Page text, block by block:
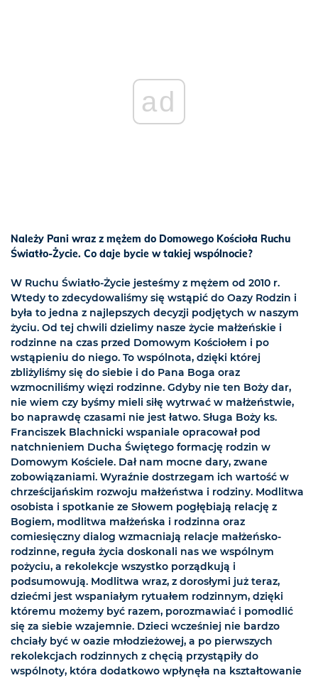
ad
Należy Pani wraz z mężem do Domowego Kościoła Ruchu
Światło-Życie. Co daje bycie w takiej wspólnocie?
W Ruchu Światło-Życie jesteśmy z mężem od 2010 r.
Wtedy to zdecydowaliśmy się wstąpić do Oazy Rodzin i
była to jedna z najlepszych decyzji podjętych w naszym
życiu. Od tej chwili dzielimy nasze życie małżeńskie i
rodzinne na czas przed Domowym Kościołem i po
wstąpieniu do niego. To wspólnota, dzięki której
zbliżyliśmy się do siebie i do Pana Boga oraz
wzmocniliśmy więzi rodzinne. Gdyby nie ten Boży dar,
nie wiem czy byśmy mieli siłę wytrwać w małżeństwie,
bo naprawdę czasami nie jest łatwo. Sługa Boży ks.
Franciszek Blachnicki wspaniale opracował pod
natchnieniem Ducha Świętego formację rodzin w
Domowym Kościele. Dał nam mocne dary, zwane
zobowiązaniami. Wyraźnie dostrzegam ich wartość w
chrześcijańskim rozwoju małżeństwa i rodziny. Modlitwa
osobista i spotkanie ze Słowem pogłębiają relację z
Bogiem, modlitwa małżeńska i rodzinna oraz
comiesięczny dialog wzmacniają relacje małżeńsko-
rodzinne, reguła życia doskonali nas we wspólnym
pożyciu, a rekolekcje wszystko porządkują i
podsumowują. Modlitwa wraz, z dorosłymi już teraz,
dziećmi jest wspaniałym rytuałem rodzinnym, dzięki
któremu możemy być razem, porozmawiać i pomodlić
się za siebie wzajemnie. Dzieci wcześniej nie bardzo
chciały być w oazie młodzieżowej, a po pierwszych
rekolekcjach rodzinnych z chęcią przystąpiły do
wspólnoty, która dodatkowo wpłynęła na kształtowanie